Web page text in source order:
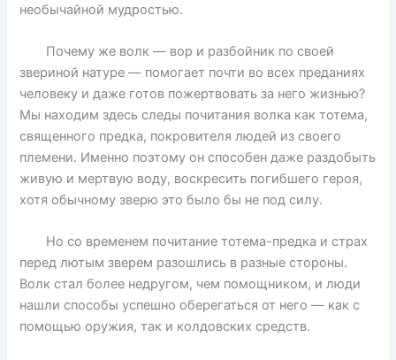
необычайной мудростью.
Почему же волк — вор и разбойник по своей
звериной натуре — помогает почти во всех преданиях
человеку и даже готов пожертвовать за него жизнью?
Мы находим здесь следы почитания волка как тотема,
священного предка, покровителя людей из своего
племени. Именно поэтому он способен даже раздобыть
живую и мертвую воду, воскресить погибшего героя,
хотя обычному зверю это было бы не под силу.
Но со временем почитание тотема-предка и страх
перед лютым зверем разошлись в разные стороны.
Волк стал более недругом, чем помощником, и люди
нашли способы успешно оберегаться от него — как с
помощью оружия, так и колдовских средств.